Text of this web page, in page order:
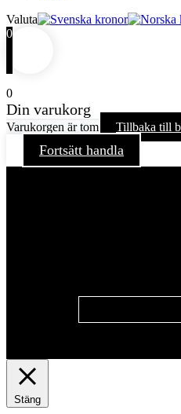
Valuta
0
0
Din varukorg
Varukorgen är tom Tillbaka till
Fortsätt handla
Stäng